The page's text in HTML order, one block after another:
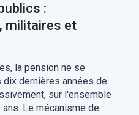
:
, militaires et
la pension ne se
dernières années de
sur l'ensemble
Le mécanisme de